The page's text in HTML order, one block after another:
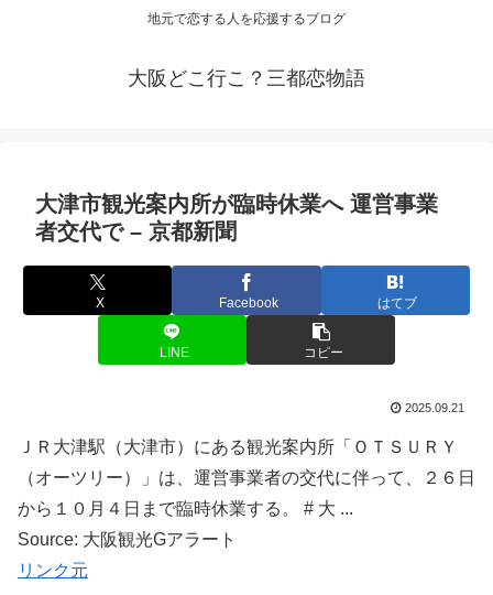
地元で恋する人を応援するブログ
大阪どこ行こ？三都恋物語
大津市観光案内所が臨時休業へ 運営事業
者交代で – 京都新聞
X Facebook はてブ
LINE コピー
2025.09.21
ＪＲ大津駅（大津市）にある観光案内所「ＯＴＳＵＲＹ
（オーツリー）」は、運営事業者の交代に伴って、２６日
から１０月４日まで臨時休業する。 # 大 ...
Source: 大阪観光Gアラート
リンク元